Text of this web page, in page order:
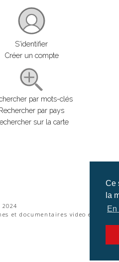
Ce
la
S'identifier
Créer un compte
par mots-clés
par pays
sur la carte
et documentaires video et